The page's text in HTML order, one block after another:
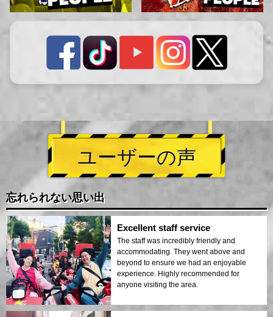
ユーザーの声
忘れられない思い出
Excellent staff service
The staff was incredibly friendly and
accommodating. They went above and
beyond to ensure we had an enjoyable
experience. Highly recommended for
anyone visiting the area.